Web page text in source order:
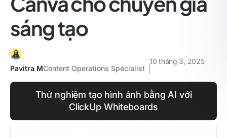
sáng tạo
Pavitra MContent Operations Specialist
10 tháng 3, 2025
Thử nghiệm tạo hình ảnh bằng AI với
ClickUp Whiteboards